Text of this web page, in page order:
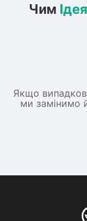
Чим
Якщо
ми замінимо